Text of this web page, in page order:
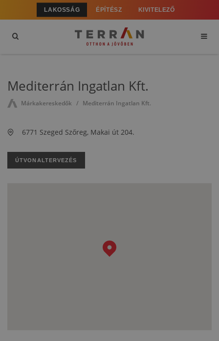
LAKOSSÁG ÉPÍTÉSZ KIVITELEZŐ
Mediterrán Ingatlan Kft.
Márkakereskedők Mediterrán Ingatlan Kft.
6771 Szeged Szőreg, Makai út 204.
ÚTVONALTERVEZÉS